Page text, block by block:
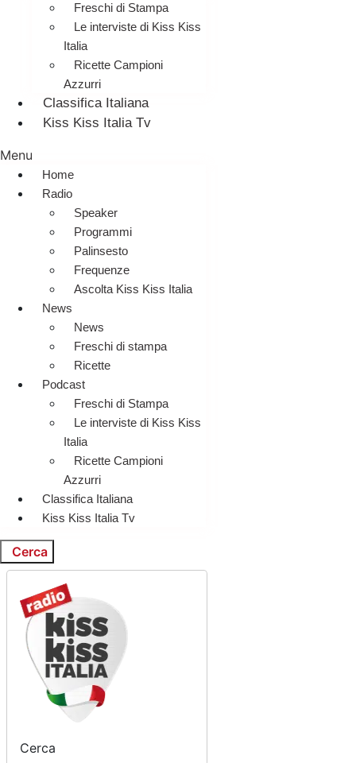
Freschi di Stampa
Le interviste di Kiss Kiss
Italia
Ricette Campioni
Azzurri
Classifica Italiana
Kiss Kiss Italia Tv
Menu
Home
Radio
Speaker
Programmi
Palinsesto
Frequenze
Ascolta Kiss Kiss Italia
News
News
Freschi di stampa
Ricette
Podcast
Freschi di Stampa
Le interviste di Kiss Kiss
Italia
Ricette Campioni
Azzurri
Classifica Italiana
Kiss Kiss Italia Tv
Cerca
Cerca